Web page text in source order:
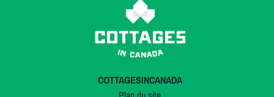
COTTAGESINCANADA